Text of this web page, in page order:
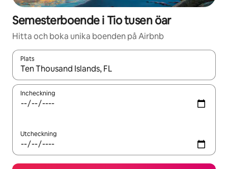
Semesterboende i Tio tusen öar
Hitta och boka unika boenden på Airbnb
Plats
När resultaten är tillgängliga kan du navigera med upp- och
Incheckning
Utcheckning